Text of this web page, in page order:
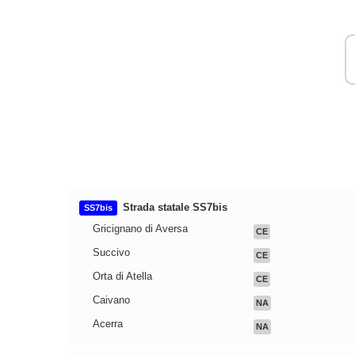
SS7bis
Strada statale SS7bis
Gricignano di Aversa
CE
Succivo CE
Orta di Atella CE
Caivano NA
Acerra NA